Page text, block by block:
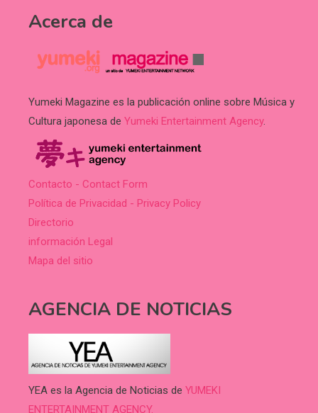
Acerca de
Yumeki Magazine es la publicación online sobre Música y
Cultura japonesa de Yumeki Entertainment Agency.
Contacto - Contact Form
Política de Privacidad - Privacy Policy
Directorio
información Legal
Mapa del sitio
AGENCIA DE NOTICIAS
YEA es la Agencia de Noticias de YUMEKI
ENTERTAINMENT AGENCY.